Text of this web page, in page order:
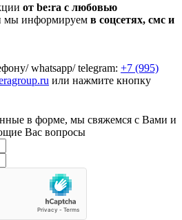
от be:ra с любовью
мы информируем в соцсетях, смс и
whatsapp/ telegram: +7 (995)
или нажмите кнопку
в форме, мы свяжемся с Вами и
Вас вопросы